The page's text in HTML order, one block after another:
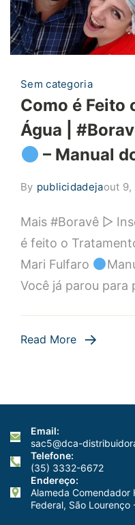
Sem categoria
Como é Feito
Água |
– Manual
By publicidadejaout 9,
Mais #Boravê ▻
é feito o
Mari Fulfaro
Você já parou para
Read More
Email:
sac5@dca-
Telefone:
(35) 3332-6672
Endereço:
Alameda Comendador
Federal, São